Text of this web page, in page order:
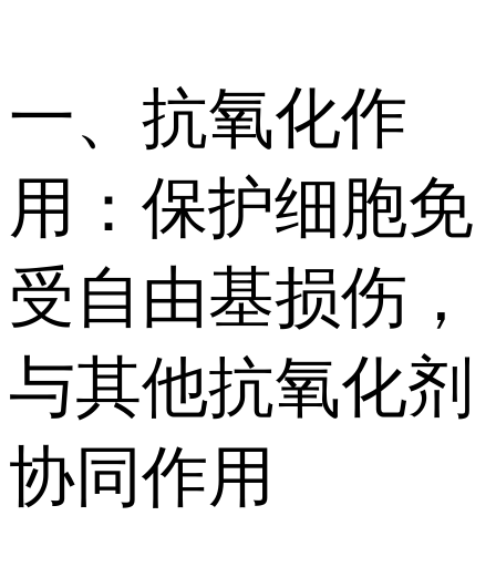
一、抗氧化作
用：保护细胞免
受自由基损伤，
与其他抗氧化剂
协同作用